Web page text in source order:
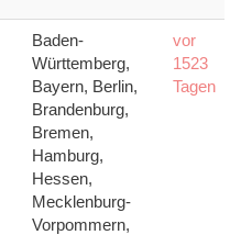
Baden-
Württemberg,
Bayern, Berlin,
Brandenburg,
Bremen,
Hamburg,
Hessen,
Mecklenburg-
Vorpommern,
vor
1523
Tagen